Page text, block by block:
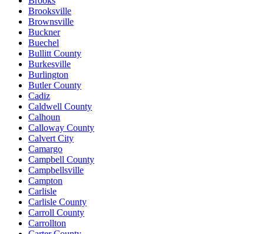
Brooksville
Brownsville
Buckner
Buechel
Bullitt County
Burkesville
Burlington
Butler County
Cadiz
Caldwell County
Calhoun
Calloway County
Calvert City
Camargo
Campbell County
Campbellsville
Campton
Carlisle
Carlisle County
Carroll County
Carrollton